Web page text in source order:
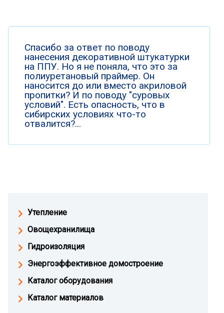
Спасибо за ответ по поводу
нанесения декоративной штукатурки
на ППУ. Но я не поняла, что это за
полиуретановый праймер. Он
наносится до или вместо акриловой
пропитки? И по поводу "суровых
условий". Есть опасность, что в
сибирских условиях что-то
отвалится?...
Утепление
Овощехранилища
Гидроизоляция
Энергоэффективное домостроение
Каталог оборудования
Каталог материалов